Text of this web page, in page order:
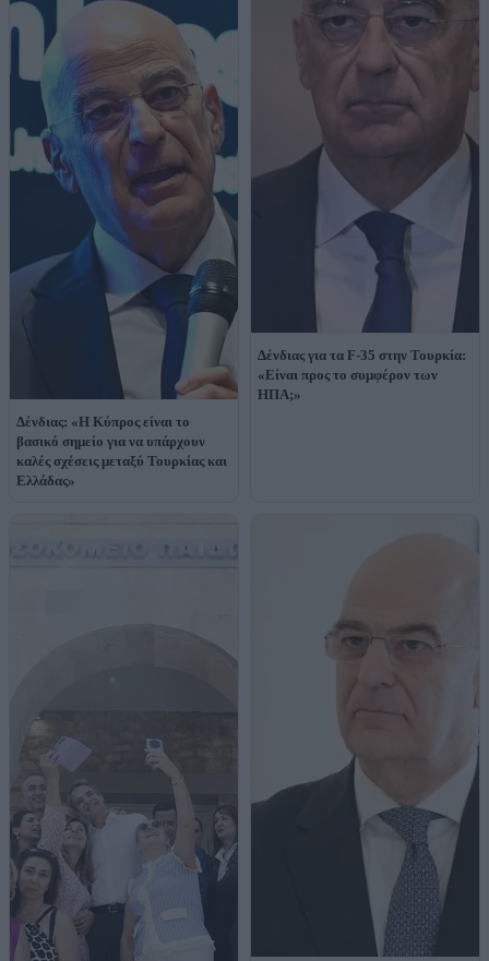
Δένδιας: «Η Κύπρος είναι το
βασικό σημείο για να υπάρχουν
καλές σχέσεις μεταξύ Τουρκίας και
Ελλάδας»
Δένδιας για τα F-35 στην Τουρκία:
«Είναι προς το συμφέρον των
ΗΠΑ;»